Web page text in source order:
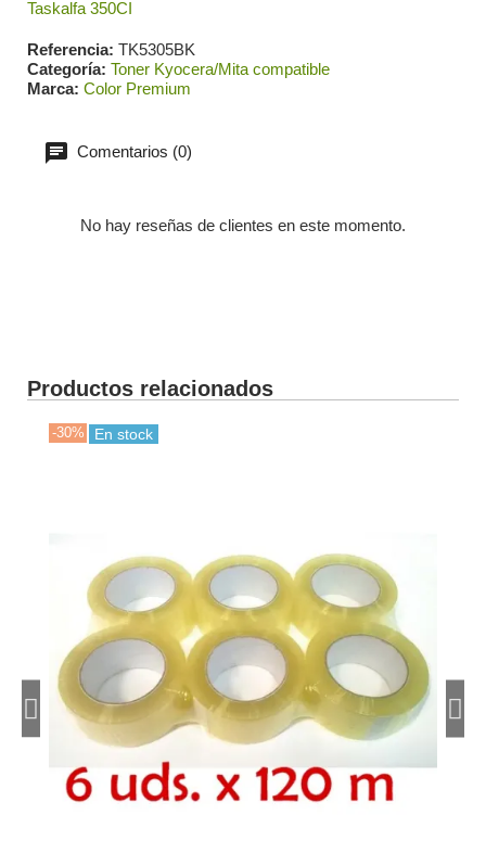
Taskalfa 350CI
Referencia TK5305BK
Categoría Toner Kyocera/Mita compatible
Marca Color Premium
Comentarios (0)
No hay reseñas de clientes en este momento.
Productos relacionados
-30% En stock